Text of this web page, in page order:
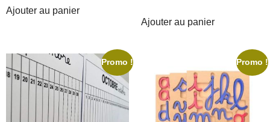
Ajouter au panier
Ajouter au panier
Promo ! Promo !